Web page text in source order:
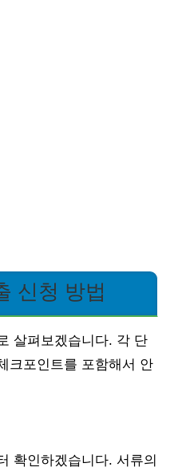
신청 방법
살펴보겠습니다. 각 단
크포인트를 포함해서 안
확인하겠습니다. 서류의